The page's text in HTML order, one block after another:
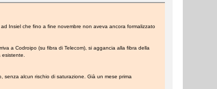
Insiel che fino a fine novembre non aveva ancora formalizzato
a Codroipo (su fibra di Telecom), si aggancia alla fibra della
alcun rischio di saturazione. Già un mese prima